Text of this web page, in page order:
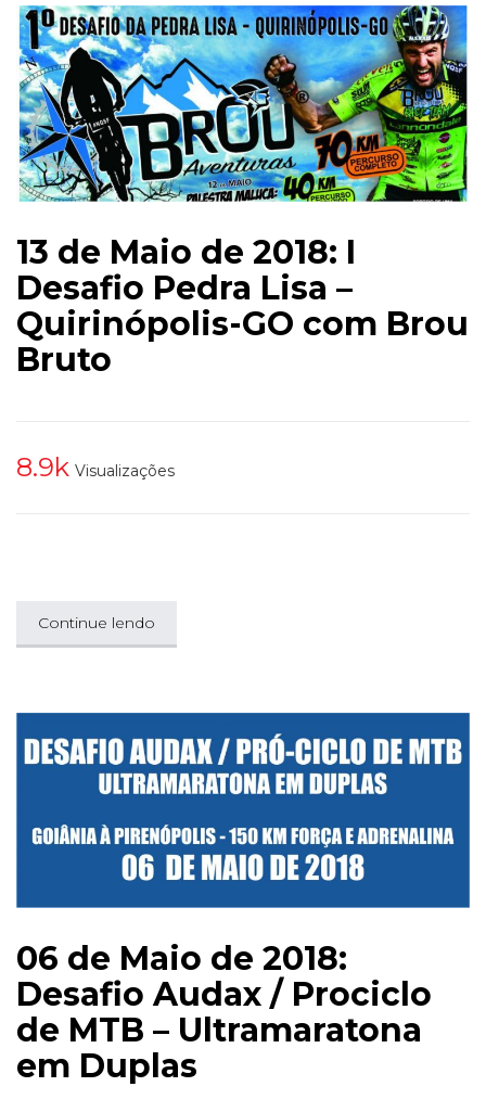
13 de Maio de 2018: I
Desafio Pedra Lisa –
Quirinópolis-GO com Brou
Bruto
8.9k Visualizações
Continue lendo
06 de Maio de 2018:
Desafio Audax / Prociclo
de MTB – Ultramaratona
em Duplas